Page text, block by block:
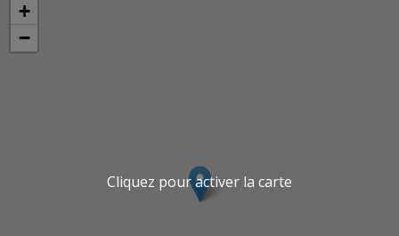
Cliquez pour activer la carte
+
−